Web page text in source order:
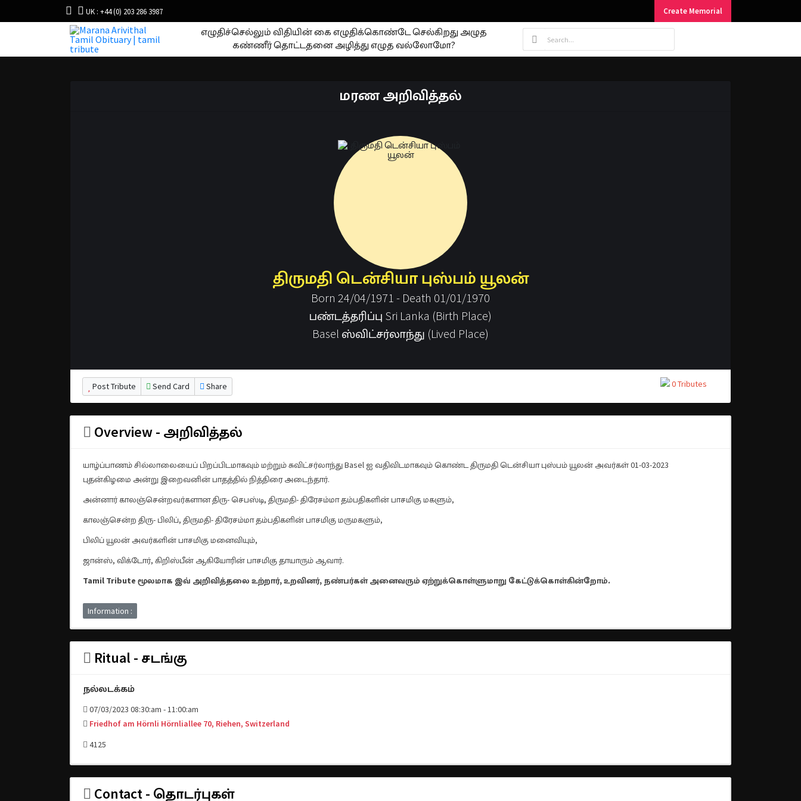
UK : +44 (0) 203 286 3987 Create Memorial
எழுதிச்செல்லும் விதியின் கை எழுதிக்கொண்டே செல்கிறது அழுத
கண்ணீர் தொட்டதனை அழித்து எழுத வல்லோமோ?
மரண அறிவித்தல்
திருமதி டென்சியா புஸ்பம் யூலன்
Born 24/04/1971 - Death 01/01/1970
பண்டத்தரிப்பு Sri Lanka (Birth Place)
Basel ஸ்விட்சர்லாந்து (Lived Place)
Post Tribute Send Card Share 0 Tributes
Overview - அறிவித்தல்
யாழ்ப்பாணம் சில்லாலையைப் பிறப்பிடமாகவும் மற்றும் சுவிட்சர்லாந்து Basel ஐ வதிவிடமாகவும் கொண்ட திருமதி டென்சியா புஸ்பம் யூலன் அவர்கள் 01-03-2023
புதன்கிழமை அன்று இறைவனின் பாதத்தில் நித்திரை அடைந்தார்.
அன்னார் காலஞ்சென்றவர்களான திரு- செபஸ்டி, திருமதி- திரேசம்மா தம்பதிகளின் பாசமிகு மகளும்,
காலஞ்சென்ற திரு- பிலிப், திருமதி- திரேசம்மா தம்பதிகளின் பாசமிகு மருமகளும்,
பிலிப் யூலன் அவர்களின் பாசமிகு மனைவியும்,
ஜான்ஸ், விக்டோர், கிறிஸ்பீன் ஆகியோரின் பாசமிகு தாயாரும் ஆவார்.
Tamil Tribute மூலமாக இவ் அறிவித்தலை உற்றார், உறவினர், நண்பர்கள் அனைவரும் ஏற்றுக்கொள்ளுமாறு கேட்டுக்கொள்கின்றோம்.
Information :
Ritual - சடங்கு
நல்லடக்கம்
07/03/2023 08:30:am - 11:00:am
Friedhof am Hörnli Hörnliallee 70, Riehen, Switzerland
4125
Contact - தொடர்புகள்